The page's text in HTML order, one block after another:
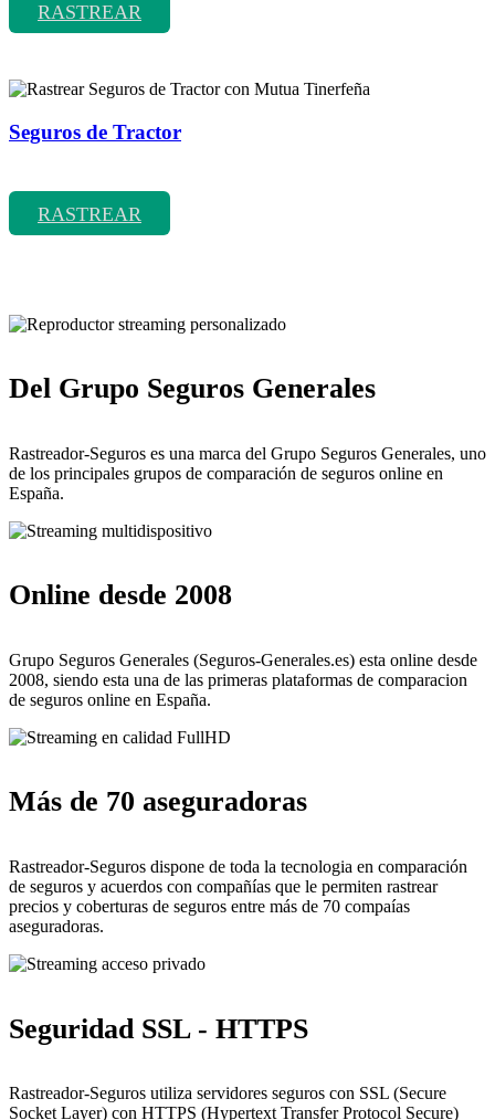
RASTREAR
Seguros de Tractor
RASTREAR
Del Grupo Seguros Generales
Rastreador-Seguros es una marca del Grupo Seguros Generales, uno
de los principales grupos de comparación de seguros online en
España.
Online desde 2008
Grupo Seguros Generales (Seguros-Generales.es) esta online desde
2008, siendo esta una de las primeras plataformas de comparacion
de seguros online en España.
Más de 70 aseguradoras
Rastreador-Seguros dispone de toda la tecnologia en comparación
de seguros y acuerdos con compañías que le permiten rastrear
precios y coberturas de seguros entre más de 70 compaías
aseguradoras.
Seguridad SSL - HTTPS
Rastreador-Seguros utiliza servidores seguros con SSL (Secure
Socket Layer) con HTTPS (Hypertext Transfer Protocol Secure)